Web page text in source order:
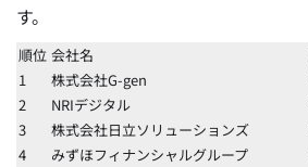
す。
順位 会社名
1
株式会社G-gen
2
NRIデジタル
3
株式会社日立ソリューションズ
4
みずほフィナンシャルグループ